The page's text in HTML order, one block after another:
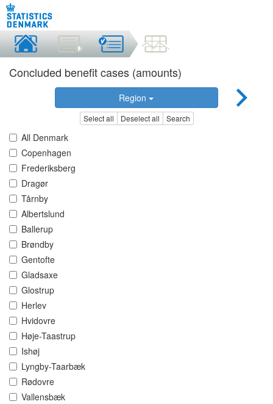
Concluded benefit cases (amounts)
Region
Select all Deselect all Search
All Denmark
Copenhagen
Frederiksberg
Dragør
Tårnby
Albertslund
Ballerup
Brøndby
Gentofte
Gladsaxe
Glostrup
Herlev
Hvidovre
Høje-Taastrup
Ishøj
Lyngby-Taarbæk
Rødovre
Vallensbæk